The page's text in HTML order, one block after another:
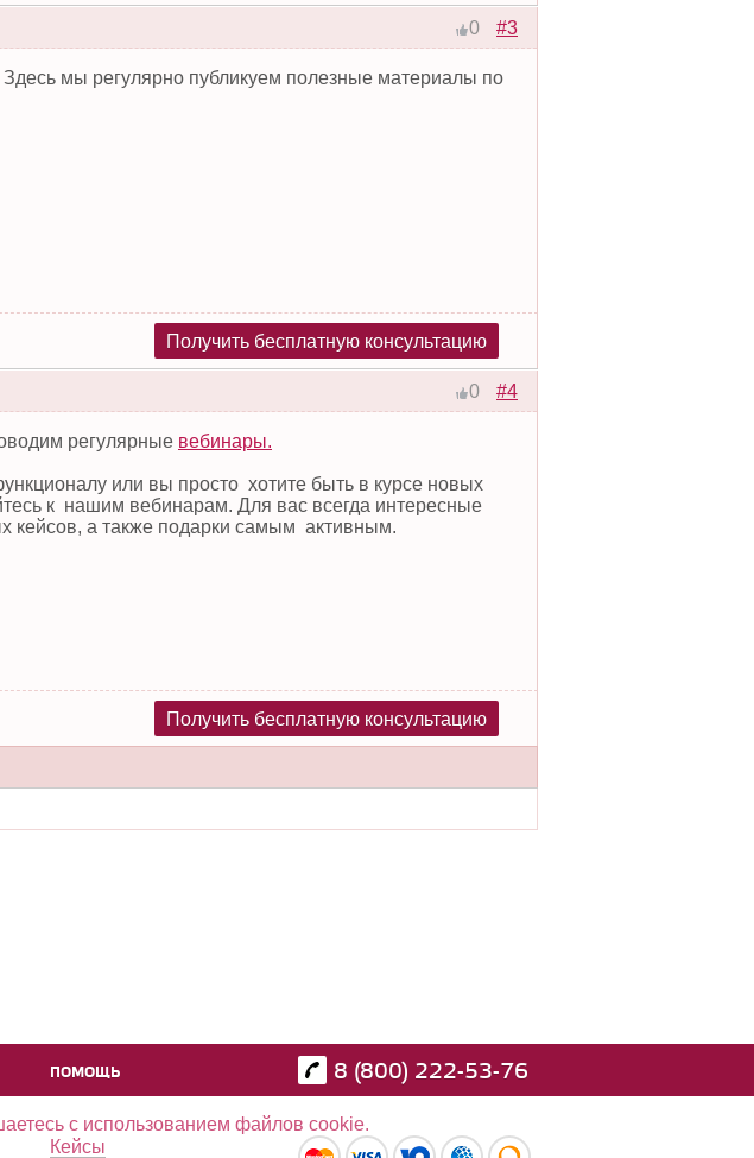
#3
0
Здесь мы регулярно публикуем полезные материалы по
Получить бесплатную консультацию
#4
0
регулярные вебинары.
или вы просто хотите быть в курсе новых
к нашим вебинарам. Для вас всегда интересные
кейсов, а также подарки самым активным.
Получить бесплатную консультацию
ПОМОЩЬ 8 (800) 222-53-76
с использованием файлов cookie.
Кейсы